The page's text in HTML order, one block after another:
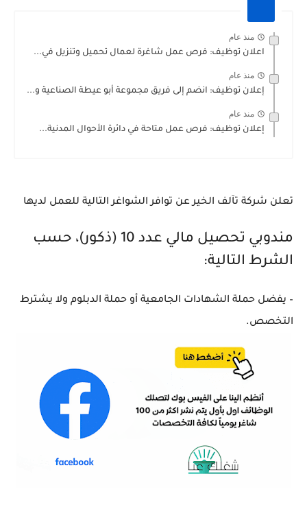
منذ عام
اعلان توظيف: فرص عمل شاغرة لعمال تحميل وتنزيل في...
منذ عام
إعلان توظيف: انضم إلى فريق مجموعة أبو عيطة الصناعية و...
منذ عام
إعلان توظيف: فرص عمل متاحة في دائرة الأحوال المدنية...
تعلن شركة تآلف الخير عن توافر الشواغر التالية للعمل لديها
مندوبي تحصيل مالي عدد 10 (ذكور)، حسب
الشرط التالية:
– يفضل حملة الشهادات الجامعية أو حملة الدبلوم ولا يشترط
التخصص.